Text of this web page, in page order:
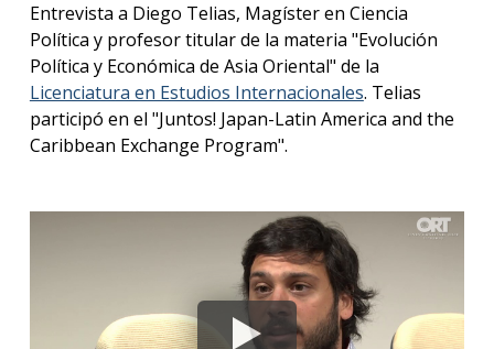
en
de la
Entrevista a Diego Telias, Magíster en Ciencia
Política y profesor titular de la materia "Evolución
Política y Económica de Asia Oriental" de la
Licenciatura en Estudios Internacionales. Telias
participó en el "Juntos! Japan-Latin America and the
Caribbean Exchange Program".